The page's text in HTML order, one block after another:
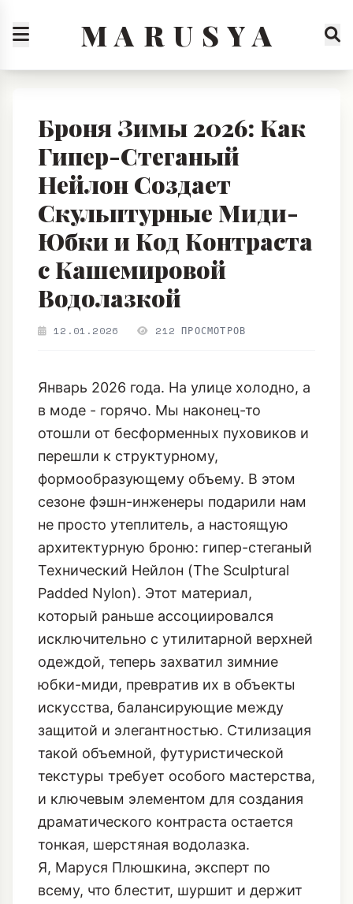
M A R U S Y A
Броня Зимы 2026: Как
Гипер-Стеганый
Нейлон Создает
Скульптурные Миди-
Юбки и Код Контраста
с Кашемировой
Водолазкой
12.01.2026 212 ПРОСМОТРОВ
Январь 2026 года. На улице холодно, а
в моде - горячо. Мы наконец-то
отошли от бесформенных пуховиков и
перешли к структурному,
формообразующему объему. В этом
сезоне фэшн-инженеры подарили нам
не просто утеплитель, а настоящую
архитектурную броню: гипер-стеганый
Технический Нейлон (The Sculptural
Padded Nylon). Этот материал,
который раньше ассоциировался
исключительно с утилитарной верхней
одеждой, теперь захватил зимние
юбки-миди, превратив их в объекты
искусства, балансирующие между
защитой и элегантностью. Стилизация
такой объемной, футуристической
текстуры требует особого мастерства,
и ключевым элементом для создания
драматического контраста остается
тонкая, шерстяная водолазка.
Я, Маруся Плюшкина, эксперт по
всему, что блестит, шуршит и держит